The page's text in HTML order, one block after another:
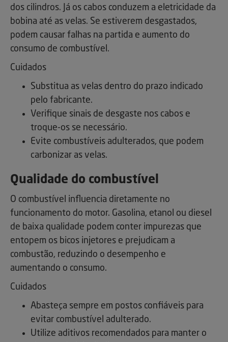
dos cilindros. Já os cabos conduzem a eletricidade da
bobina até as velas. Se estiverem desgastados,
podem causar falhas na partida e aumento do
consumo de combustível.
Cuidados
Substitua as velas dentro do prazo indicado
pelo fabricante.
Verifique sinais de desgaste nos cabos e
troque-os se necessário.
Evite combustíveis adulterados, que podem
carbonizar as velas.
Qualidade do combustível
O combustível influencia diretamente no
funcionamento do motor. Gasolina, etanol ou diesel
de baixa qualidade podem conter impurezas que
entopem os bicos injetores e prejudicam a
combustão, reduzindo o desempenho e
aumentando o consumo.
Cuidados
Abasteça sempre em postos confiáveis para
evitar combustível adulterado.
Utilize aditivos recomendados para manter o